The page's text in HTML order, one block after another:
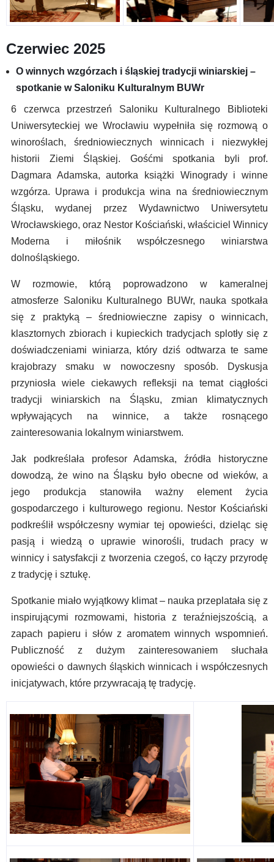
Czerwiec 2025
O winnych wzgórzach i śląskiej tradycji winiarskiej –
spotkanie w Saloniku Kulturalnym BUWr
6 czerwca przestrzeń Saloniku Kulturalnego Biblioteki
Uniwersyteckiej we Wrocławiu wypełniła się rozmową o
winoroślach, średniowiecznych winnicach i niezwykłej
historii Ziemi Śląskiej. Gośćmi spotkania byli prof.
Dagmara Adamska, autorka książki Winogrady i winne
wzgórza. Uprawa i produkcja wina na średniowiecznym
Śląsku, wydanej przez Wydawnictwo Uniwersytetu
Wrocławskiego, oraz Nestor Kościański, właściciel Winnicy
Moderna i miłośnik współczesnego winiarstwa
dolnośląskiego.
W rozmowie, którą poprowadzono w kameralnej
atmosferze Saloniku Kulturalnego BUWr, nauka spotkała
się z praktyką – średniowieczne zapisy o winnicach,
klasztornych zbiorach i kupieckich tradycjach splotły się z
doświadczeniami winiarza, który dziś odtwarza te same
krajobrazy smaku w nowoczesny sposób. Dyskusja
przyniosła wiele ciekawych refleksji na temat ciągłości
tradycji winiarskich na Śląsku, zmian klimatycznych
wpływających na winnice, a także rosnącego
zainteresowania lokalnym winiarstwem.
Jak podkreślała profesor Adamska, źródła historyczne
dowodzą, że wino na Śląsku było obecne od wieków, a
jego produkcja stanowiła ważny element życia
gospodarczego i kulturowego regionu. Nestor Kościański
podkreślił współczesny wymiar tej opowieści, dzieląc się
pasją i wiedzą o uprawie winorośli, trudach pracy w
winnicy i satysfakcji z tworzenia czegoś, co łączy przyrodę
z tradycję i sztukę.
Spotkanie miało wyjątkowy klimat – nauka przeplatała się z
inspirującymi rozmowami, historia z teraźniejszością, a
zapach papieru i słów z aromatem winnych wspomnień.
Publiczność z dużym zainteresowaniem słuchała
opowieści o dawnych śląskich winnicach i współczesnych
inicjatywach, które przywracają tę tradycję.